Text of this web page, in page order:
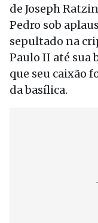
de Joseph
Pedro sob
sepultado na
Paulo II até sua
que seu caixão
da basílica.